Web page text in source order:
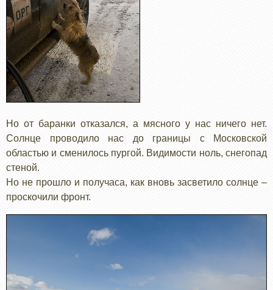
Но от баранки отказался, а мясного у нас ничего нет.
Солнце проводило нас до границы с Московской
областью и сменилось пургой. Видимости ноль, снегопад
стеной.
Но не прошло и получаса, как вновь засветило солнце –
проскочили фронт.